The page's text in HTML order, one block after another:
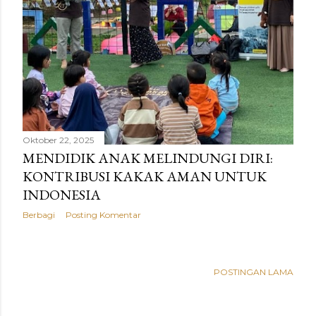
a
n
Oktober 22, 2025
MENDIDIK ANAK MELINDUNGI DIRI:
KONTRIBUSI KAKAK AMAN UNTUK
INDONESIA
Berbagi Posting Komentar
POSTINGAN LAMA